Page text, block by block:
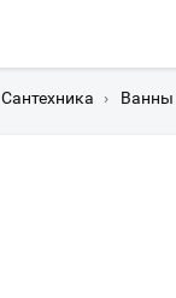
Сантехника › Ванны